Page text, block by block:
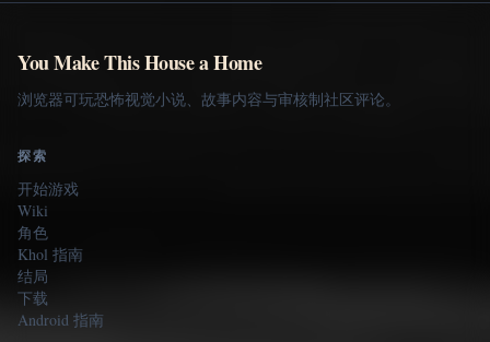
You Make This House a Home
浏览器可玩恐怖视觉小说、故事内容与审核制社区评论。
探索
开始游戏
Wiki
角色
Khol 指南
结局
下载
Android 指南